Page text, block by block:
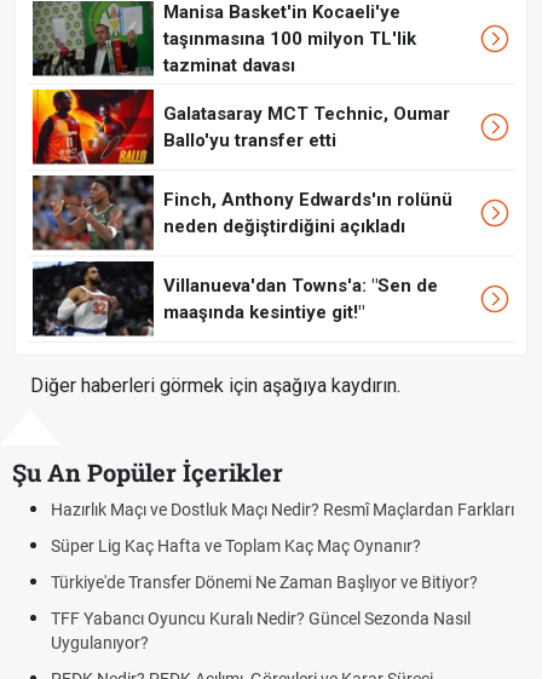
Manisa Basket'in Kocaeli'ye
taşınmasına 100 milyon TL'lik
tazminat davası
Galatasaray MCT Technic, Oumar
Ballo'yu transfer etti
Finch, Anthony Edwards'ın rolünü
neden değiştirdiğini açıkladı
Villanueva'dan Towns'a: "Sen de
maaşında kesintiye git!"
Diğer haberleri görmek için aşağıya kaydırın.
Şu An Popüler İçerikler
ve Dostluk Maçı Nedir? Resmî Maçlardan Farkları
Kaç Hafta ve Toplam Kaç Maç Oynanır?
Transfer Dönemi Ne Zaman Başlıyor ve Bitiyor?
Oyuncu Kuralı Nedir? Güncel Sezonda Nasıl
Puan
Futbol
Deplasman